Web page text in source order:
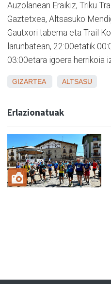
Auzolanean Eraikiz, Triku
Gaztetxea, Altsasuko
Gautxori taberna eta Trail
larunbatean, 22:00etatik
03:00etara igoera herrikoia
GIZARTEA ALTSASU
Erlazionatuak